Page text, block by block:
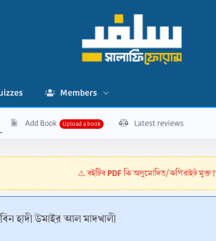
Members
Add Book Latest reviews
⚠️বইটির PDF কি অনুমোদিত/কপিরাইট মুক্ত?
বিন হাদী উমাইর আল মাদখালী